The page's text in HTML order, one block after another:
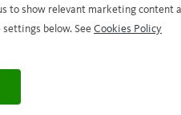
to show relevant marketing
below. See Cookies Policy